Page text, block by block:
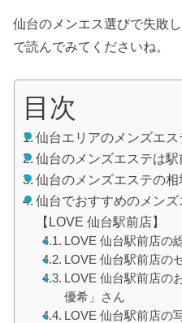
仙台のメンエス選びで失敗
で読んでみてくださいね。
目次
仙台エリアのメンズエ
仙台のメンズエステは
仙台のメンズエステの
仙台でおすすめのメン
【LOVE 仙台駅前店】
LOVE 仙台駅前店の
LOVE 仙台駅前店の
LOVE 仙台駅前店の
優希」さん
LOVE 仙台駅前店の